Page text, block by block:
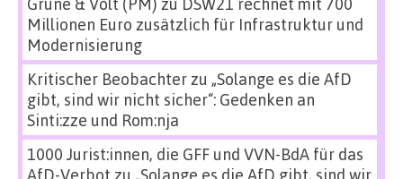
Millionen Euro zusätzlich für Infrastruktur und
Modernisierung
Kritischer Beobachterzu „Solange es die AfD
gibt, sind wir nicht sicher“: Gedenken an
Sinti:zze und Rom:nja
1000 Jurist:innen, die GFF und VVN-BdA für das
AfD-Verbot zu „Solange es die AfD gibt, sind wir